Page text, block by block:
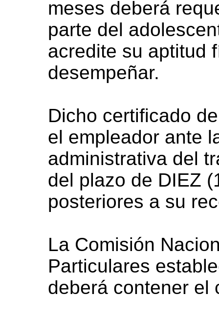
meses deberá
parte del
acredite su aptitud
desempeñar.
Dicho certificado
el empleador ante
administrativa del
del plazo de DIEZ
posteriores a su
La Comisión
Particulares
deberá contener el